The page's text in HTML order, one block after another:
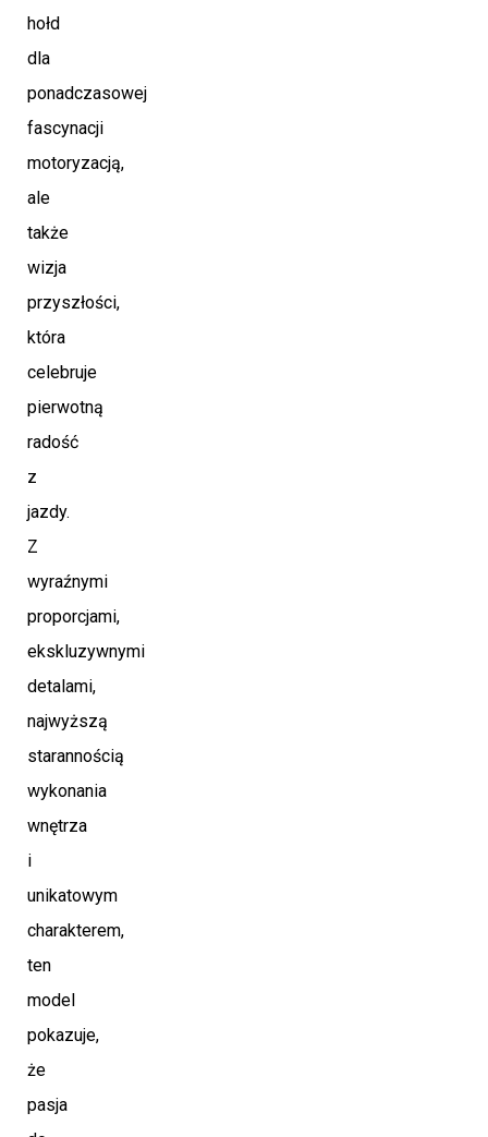
hołd
dla
ponadczasowej
fascynacji
motoryzacją,
ale
także
wizja
przyszłości,
która
celebruje
pierwotną
radość
z
jazdy.
Z
wyraźnymi
proporcjami,
ekskluzywnymi
detalami,
najwyższą
starannością
wykonania
wnętrza
i
unikatowym
charakterem,
ten
model
pokazuje,
że
pasja